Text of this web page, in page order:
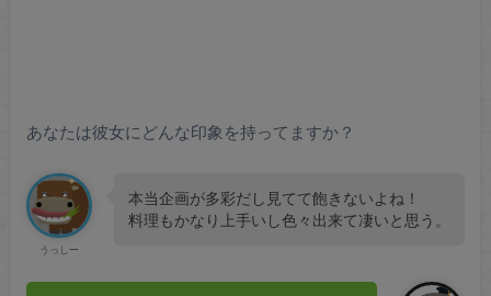
あなたは彼女にどんな印象を持ってますか？
うっしー
本当企画が多彩だし見てて飽きないよね！
料理もかなり上手いし色々出来て凄いと思う。